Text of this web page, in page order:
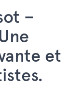
–
et